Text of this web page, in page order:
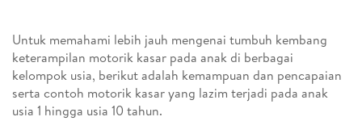
Untuk memahami lebih jauh mengenai tumbuh kembang
keterampilan motorik kasar pada anak di berbagai
kelompok usia, berikut adalah kemampuan dan pencapaian
serta contoh motorik kasar yang lazim terjadi pada anak
usia 1 hingga usia 10 tahun.